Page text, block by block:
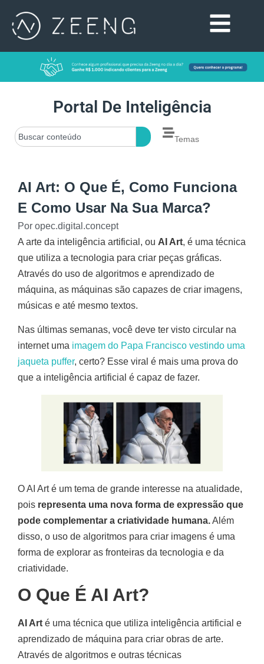
Portal De Inteligência
Temas
AI Art: O Que É, Como Funciona
E Como Usar Na Sua Marca?
Por opec.digital.concept
A arte da inteligência artificial, ou AI Art, é uma técnica
que utiliza a tecnologia para criar peças gráficas.
Através do uso de algoritmos e aprendizado de
máquina, as máquinas são capazes de criar imagens,
músicas e até mesmo textos.
Nas últimas semanas, você deve ter visto circular na
internet uma imagem do Papa Francisco vestindo uma
jaqueta puffer, certo? Esse viral é mais uma prova do
que a inteligência artificial é capaz de fazer.
O AI Art é um tema de grande interesse na atualidade,
pois representa uma nova forma de expressão que
pode complementar a criatividade humana.Além
disso, o uso de algoritmos para criar imagens é uma
forma de explorar as fronteiras da tecnologia e da
criatividade.
O Que É AI Art?
AI Art é uma técnica que utiliza inteligência artificial e
aprendizado de máquina para criar obras de arte.
Através de algoritmos e outras técnicas